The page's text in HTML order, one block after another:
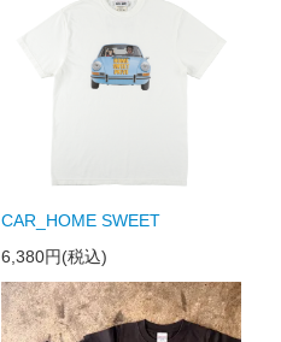
CAR_HOME SWEET
6,380円(税込)